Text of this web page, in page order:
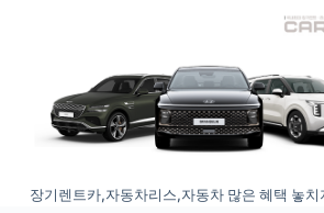
c장기렌트카,자동차리스,자동차 많은 혜택 놓치